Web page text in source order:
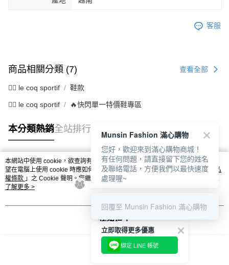
客服
商品相關分類 (7) 查看全部
🚴‍♂️ le coq sportif 鞋款
🚴‍♂️ le coq sportif 🔥快閃單一特價鞋專區
本分類熱銷全站排行
熱門標籤
本網站中使用 cookie，欲查詢有關本網站使用 cookie 方式之詳情，及若您不希
望在電腦上使用 cookie 時應如何變更電腦的 cookie 設定，請參閱本網站「
隱私
權條款 」之 Cookie 聲明。您繼續使用本網站即表示您同意本公司得按本網站使
用條款之 Cookie 聲明使用 cookie。
了解更多 >
我知道了
立即取得更多優惠
綁定 LINE 帳號
Munsin Fashion 滿心購物
您好，歡迎來到滿心購物商城！
有任何問題，請直接留下您的姓名
及聯絡電話，方便我們以最快速度
處理喔~
回覆至 Munsin Fashion 滿心購物